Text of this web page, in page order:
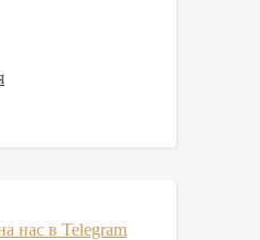
нас в Telegram